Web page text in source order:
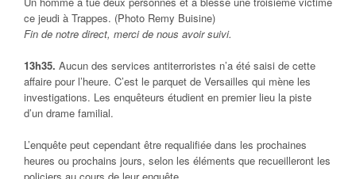
ce jeudi à Trappes. (Photo Remy Buisine)
Fin de notre direct, merci de nous avoir suivi.
13h35. Aucun des services antiterroristes n’a été saisi de cette
affaire pour l’heure. C’est le parquet de Versailles qui mène les
investigations. Les enquêteurs étudient en premier lieu la piste
d’un drame familial.
L’enquête peut cependant être requalifiée dans les prochaines
heures ou prochains jours, selon les éléments que recueilleront les